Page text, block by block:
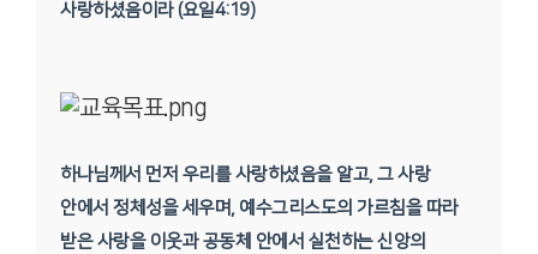
사랑하셨음이라 (요일4:19)
하나님께서 먼저 우리를 사랑하셨음을 알고, 그 사랑
안에서 정체성을 세우며, 예수그리스도의 가르침을 따라
받은 사랑을 이웃과 공동체 안에서 실천하는 신앙의